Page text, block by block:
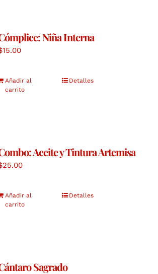
Niña Interna
15.00
Añadir al
carrito
Detalles
Aceite y Tintura Artemisa
25.00
Añadir al
carrito
Detalles
Sagrado